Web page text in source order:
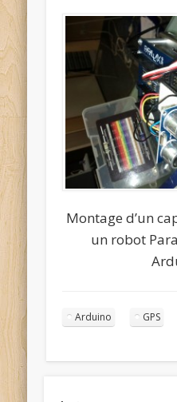
Montage d’un
un robot
Arduino GPS